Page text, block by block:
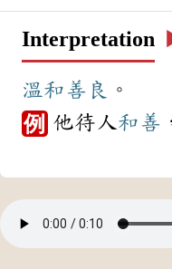
Interpretation
溫和善良 。
例 他待人 和善